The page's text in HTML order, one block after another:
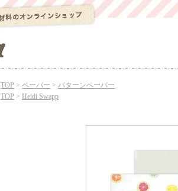
TOP > ペーパー > パターンペーパー
TOP > Heidi Swapp